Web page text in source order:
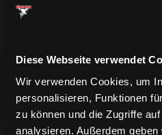
Diese Webseite verwendet
Wir verwenden Cookies, um
personalisieren, Funktionen
zu können und die Zugriffe
analysieren. Außerdem